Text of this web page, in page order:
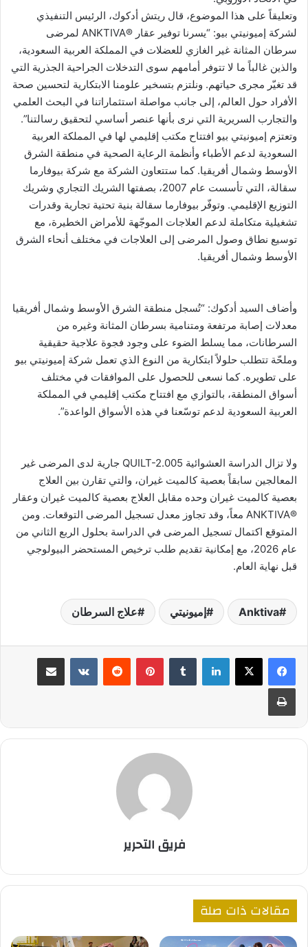
وتعليقاً على هذا الموضوع، قال ريتش أدكوك، الرئيس التنفيذي
لشركة إميونيتي بيو: “يسرنا توفير عقار ®️ANKTIVA لمرضى
سرطان المثانة غير الغازي للعضلات في المملكة العربية السعودية،
والذين غالباً ما لا تتوفر أمامهم سوى التدخلات الجراحية الجذرية التي
قد تغيّر مجرى حياتهم. ونلتزم بتسخير علومنا الابتكارية لتحسين صحة
الأفراد حول العالم، إلى جانب مواصلة استثماراتنا في البحث العلمي
والتجارب السريرية التي نرى بأنها عنصر أساسي لتحقيق رسالتنا”.
وتعتزم إميونيتي بيو افتتاح مكتب إقليمي لها في المملكة العربية
السعودية لدعم الأطباء وأنظمة الرعاية الصحية في منطقة الشرق
الأوسط وشمال أفريقيا. كما ستتعاون الشركة مع شركة بيوفارما
سقالة، التي تأسست عام 2007، بصفتها الشريك التجاري وشريك
التوزيع الإقليمي. وتوفّر بيوفارما سقالة بنية تحتية تجارية وقدرات
تشغيلية متكاملة لدعم العلاجات الموجّهة للأمراض الخطيرة، مع
توسيع نطاق وصول المرضى إلى العلاجات في مختلف أنحاء الشرق
الأوسط وشمال أفريقيا.
وأضاف السيد أدكوك: “تُسجل منطقة الشرق الأوسط وشمال أفريقيا
معدلات إصابة مرتفعة ومتنامية بسرطان المثانة وغيره من
السرطانات، مما يسلط الضوء على وجود فجوة علاجية حقيقية
وملحّة تتطلب حلولاً ابتكارية من النوع الذي تعمل شركة إميونيتي بيو
على تطويره. كما نسعى للحصول على الموافقات في مختلف
أسواق المنطقة، بالتوازي مع افتتاح مكتب إقليمي في المملكة
العربية السعودية لدعم توسّعنا في هذه الأسواق الواعدة”.
ولا تزال الدراسة العشوائية QUILT-2.005 جارية لدى المرضى غير
المعالجين سابقاً بعصية كالميت غيران، والتي تقارن بين العلاج
بعصية كالميت غيران وحده مقابل العلاج بعصية كالميت غيران وعقار
®️ANKTIVA معاً، وقد تجاوز معدل تسجيل المرضى التوقعات. ومن
المتوقع اكتمال تسجيل المرضى في الدراسة بحلول الربع الثاني من
عام 2026، مع إمكانية تقديم طلب ترخيص المستحضر البيولوجي
قبل نهاية العام.
Anktiva إميونيتي علاج السرطان
لينكدإن بينتيريست مشاركة عبر البريد
طباعة
فريق التحرير
مقالات ذات صلة